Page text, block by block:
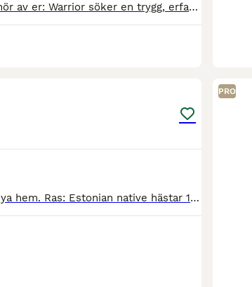
❗️Tillägg – läs gärna innan ni hör av er: Warrior söker en trygg, erfaren och balanserad ryttare med god känsla. Han är inte en första ponny eller en läromästare. Då han reds in sent och blivit sparsa
Snälla ettårshingstar söker nya hem. Ras: Estonian native hästar 1. Namn: Eino mörkbrun hingst välproportionerad och trevlig individ. Beräknas bli D-ponny. Pris: 30 000kr. 2. Namn: Elvish brun hing
PRO